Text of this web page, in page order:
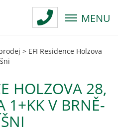
MENU
> EFI Residence Holzova
HOLZOVA 28,
1+KK V BRNĚ-